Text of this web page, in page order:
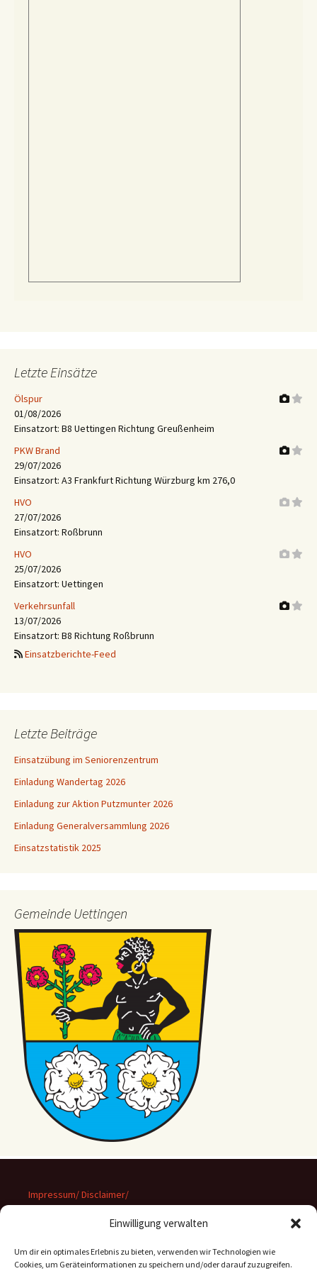
Einwilligung verwalten
Um dir ein optimales Erlebnis zu bieten, verwenden wir Technologien wie
Cookies, um Geräteinformationen zu speichern und/oder darauf zuzugreifen.
Letzte Einsätze
Ölspur
01/08/2026
Einsatzort: B8 Uettingen Richtung Greußenheim
PKW Brand
29/07/2026
Einsatzort: A3 Frankfurt Richtung Würzburg km 276,0
HVO
27/07/2026
Einsatzort: Roßbrunn
HVO
25/07/2026
Einsatzort: Uettingen
Verkehrsunfall
13/07/2026
Einsatzort: B8 Richtung Roßbrunn
Einsatzberichte-Feed
Letzte Beiträge
Einsatzübung im Seniorenzentrum
Einladung Wandertag 2026
Einladung zur Aktion Putzmunter 2026
Einladung Generalversammlung 2026
Einsatzstatistik 2025
Gemeinde Uettingen
Impressum/ Disclaimer/
Datenschutz